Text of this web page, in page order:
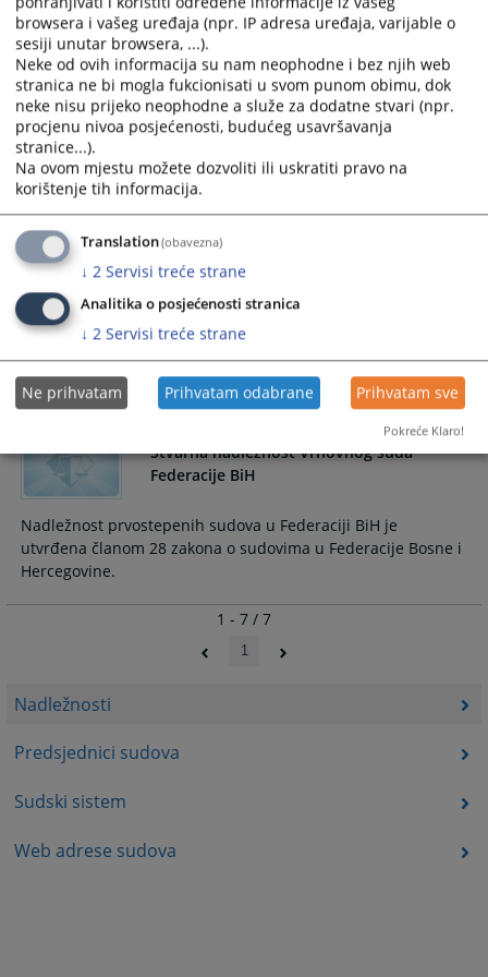
Nadležnosti
Predsjednici sudova
Sudski sistem
Web adrese sudova
članom 28 zakona o sudovima u Republici Srpskoj.
Stvarna nadležnost općinskih sudova u
Federaciji BiH
Nadležnost prvostepenih sudova u Federaciji BiH je
utvrđena članom 27 zakona o sudovima u F BiH.
Stvarna nadležnost kantonalnih sudova u
Federaciji BiH
Nadležnost prvostepenih sudova u Federaciji BiH je
utvrđena članom 28 zakona o sudovima u Federacije Bosne i
Hercegovine.
Stvarna nadležnost Vrhovnog suda
Federacije BiH
Nadležnost prvostepenih sudova u Federaciji BiH je
utvrđena članom 28 zakona o sudovima u Federacije Bosne i
Hercegovine.
1 - 7 / 7
1
browsera i vašeg uređaja (npr. IP adresa uređaja, varijable o
sesiji unutar browsera, ...).
Neke od ovih informacija su nam neophodne i bez njih web
stranica ne bi mogla fukcionisati u svom punom obimu, dok
neke nisu prijeko neophodne a služe za dodatne stvari (npr.
procjenu nivoa posjećenosti, budućeg usavršavanja
stranice...).
Na ovom mjestu možete dozvoliti ili uskratiti pravo na
korištenje tih informacija.
Translation(obavezna)
↓ 2 Servisi treće strane
Analitika o posjećenosti stranica
↓ 2 Servisi treće strane
Ne prihvatam Prihvatam odabrane Prihvatam sve
Pokreće Klaro!